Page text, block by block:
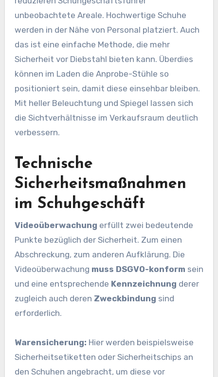
unbeobachtete Areale. Hochwertige Schuhe
werden in der Nähe von Personal platziert. Auch
das ist eine einfache Methode, die mehr
Sicherheit vor Diebstahl bieten kann. Überdies
können im Laden die Anprobe-Stühle so
positioniert sein, damit diese einsehbar bleiben.
Mit heller Beleuchtung und Spiegel lassen sich
die Sichtverhältnisse im Verkaufsraum deutlich
verbessern.
Technische
Sicherheitsmaßnahmen
im Schuhgeschäft
Videoüberwachung erfüllt zwei bedeutende
Punkte bezüglich der Sicherheit. Zum einen
Abschreckung, zum anderen Aufklärung. Die
Videoüberwachung muss DSGVO-konform sein
und eine entsprechende Kennzeichnung derer
zugleich auch deren Zweckbindung sind
erforderlich.
Warensicherung: Hier werden beispielsweise
Sicherheitsetiketten oder Sicherheitschips an
den Schuhen angebracht, um diese vor